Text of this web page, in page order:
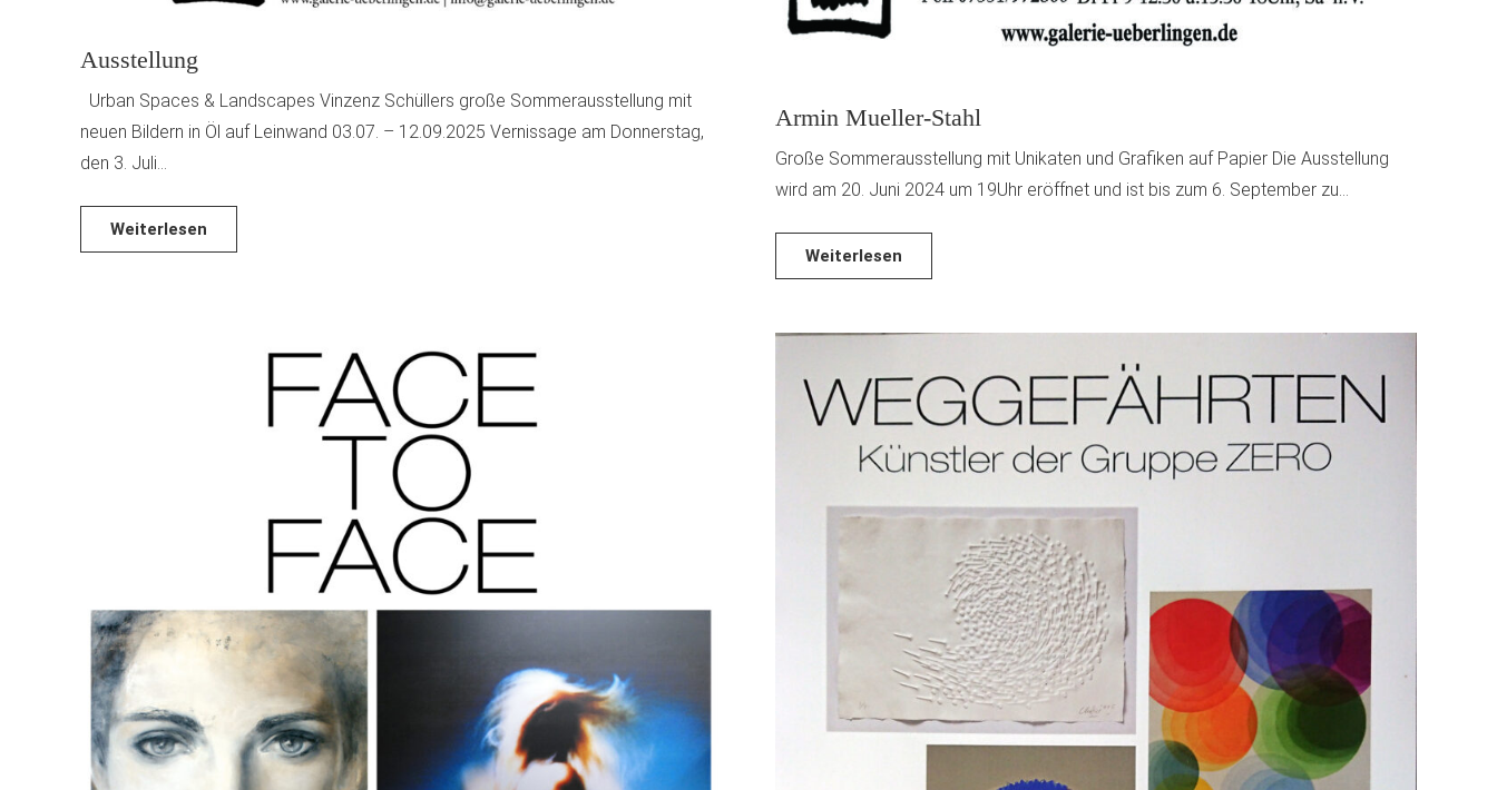
Ausstellung
Urban Spaces & Landscapes Vinzenz Schüllers große Sommerausstellung mit
neuen Bildern in Öl auf Leinwand 03.07. – 12.09.2025 Vernissage am Donnerstag,
den 3. Juli…
Weiterlesen
Armin Mueller-Stahl
Große Sommerausstellung mit Unikaten und Grafiken auf Papier Die Ausstellung
wird am 20. Juni 2024 um 19Uhr eröffnet und ist bis zum 6. September zu…
Weiterlesen